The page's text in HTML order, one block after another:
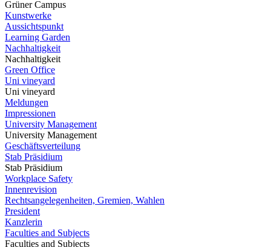
Grüner Campus
Kunstwerke
Aussichtspunkt
Learning Garden
Nachhaltigkeit
Nachhaltigkeit
Green Office
Uni vineyard
Uni vineyard
Meldungen
Impressionen
University Management
University Management
Geschäftsverteilung
Stab Präsidium
Stab Präsidium
Workplace Safety
Innenrevision
Rechtsangelegenheiten, Gremien, Wahlen
President
Kanzlerin
Faculties and Subjects
Faculties and Subjects